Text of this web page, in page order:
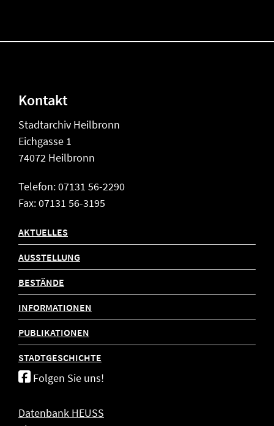
Kontakt
Stadtarchiv Heilbronn
Eichgasse 1
74072 Heilbronn
Telefon: 07131 56-2290
Fax: 07131 56-3195
AKTUELLES
AUSSTELLUNG
BESTÄNDE
INFORMATIONEN
PUBLIKATIONEN
STADTGESCHICHTE
Folgen Sie uns!
Datenbank HEUSS